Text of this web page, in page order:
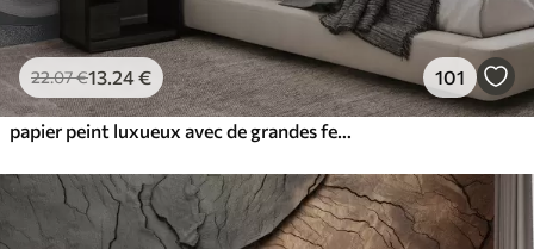
22.07€13 .24€ 101